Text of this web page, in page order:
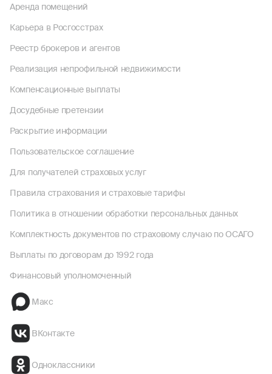
Аренда помещений
Карьера в Росгосстрах
Реестр брокеров и агентов
Реализация непрофильной недвижимости
Компенсационные выплаты
Досудебные претензии
Раскрытие информации
Пользовательское соглашение
Для получателей страховых услуг
Правила страхования и страховые тарифы
Политика в отношении обработки персональных данных
Комплектность документов по страховому случаю по ОСАГО
Выплаты по договорам до 1992 года
Финансовый уполномоченный
Макс
ВКонтакте
Одноклассники